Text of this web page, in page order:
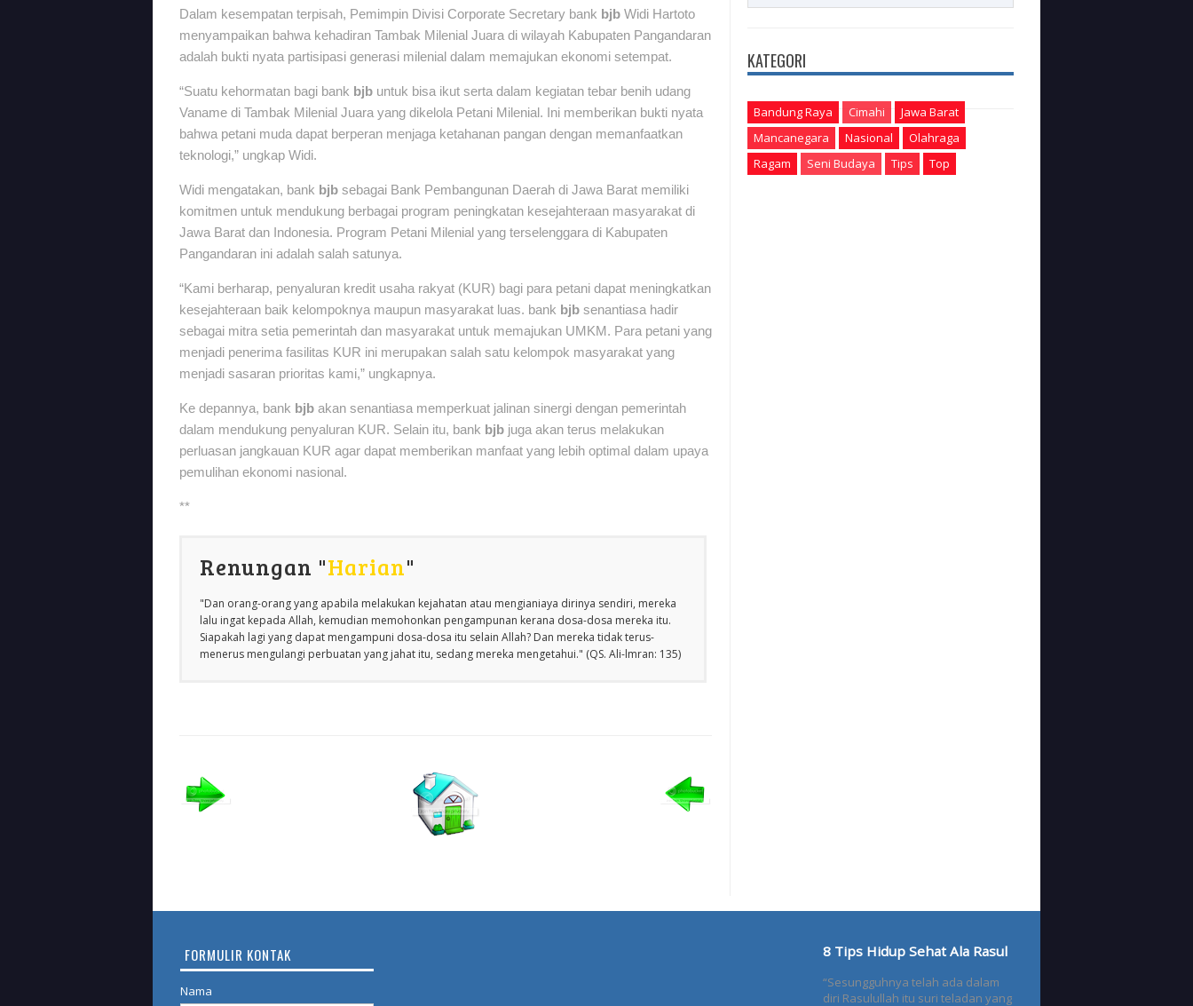
Dalam kesempatan terpisah, Pemimpin Divisi Corporate Secretary bank bjb Widi Hartoto
menyampaikan bahwa kehadiran Tambak Milenial Juara di wilayah Kabupaten Pangandaran
adalah bukti nyata partisipasi generasi milenial dalam memajukan ekonomi setempat.
“Suatu kehormatan bagi bank bjb untuk bisa ikut serta dalam kegiatan tebar benih udang
Vaname di Tambak Milenial Juara yang dikelola Petani Milenial. Ini memberikan bukti nyata
bahwa petani muda dapat berperan menjaga ketahanan pangan dengan memanfaatkan
teknologi,” ungkap Widi.
Widi mengatakan, bank bjb sebagai Bank Pembangunan Daerah di Jawa Barat memiliki
komitmen untuk mendukung berbagai program peningkatan kesejahteraan masyarakat di
Jawa Barat dan Indonesia. Program Petani Milenial yang terselenggara di Kabupaten
Pangandaran ini adalah salah satunya.
“Kami berharap, penyaluran kredit usaha rakyat (KUR) bagi para petani dapat meningkatkan
kesejahteraan baik kelompoknya maupun masyarakat luas. bank bjb senantiasa hadir
sebagai mitra setia pemerintah dan masyarakat untuk memajukan UMKM. Para petani yang
menjadi penerima fasilitas KUR ini merupakan salah satu kelompok masyarakat yang
menjadi sasaran prioritas kami,” ungkapnya.
Ke depannya, bank bjb akan senantiasa memperkuat jalinan sinergi dengan pemerintah
dalam mendukung penyaluran KUR. Selain itu, bank bjb juga akan terus melakukan
perluasan jangkauan KUR agar dapat memberikan manfaat yang lebih optimal dalam upaya
pemulihan ekonomi nasional.
**
Renungan "Harian"
"Dan orang-orang yang apabila melakukan kejahatan atau mengianiaya dirinya sendiri, mereka
lalu ingat kepada Allah, kemudian memohonkan pengampunan kerana dosa-dosa mereka itu.
Siapakah lagi yang dapat mengampuni dosa-dosa itu selain Allah? Dan mereka tidak terus-
menerus mengulangi perbuatan yang jahat itu, sedang mereka mengetahui." (QS. Ali-lmran: 135)
KATEGORI
Bandung Raya Cimahi
Jawa Barat
Mancanegara
Nasional
Olahraga
Ragam
Seni Budaya Tips Top
FORMULIR KONTAK
Nama
8 Tips Hidup Sehat Ala Rasul
“Sesungguhnya telah ada dalam
diri Rasulullah itu suri teladan yang